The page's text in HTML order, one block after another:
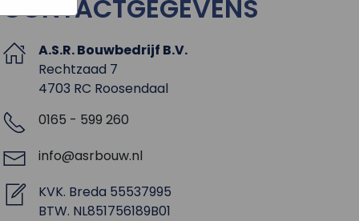
CONTACTGEGEVENS
A.S.R. Bouwbedrijf B.V.
Rechtzaad 7
4703 RC Roosendaal
0165 - 599 260
info@asrbouw.nl
KVK. Breda 55537995
BTW. NL851756189B01